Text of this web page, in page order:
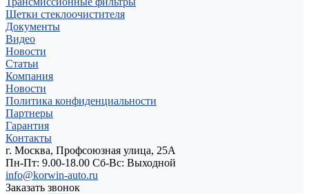
Щетки стеклоочистителя
Документы
Видео
Новости
Статьи
Компания
Новости
Политика конфиденциальности
Партнеры
Гарантия
Контакты
г. Москва, Профсоюзная улица, 25А
Пн-Пт: 9.00-18.00 Cб-Вс: Выходной
info@korwin-auto.ru
Заказать звонок